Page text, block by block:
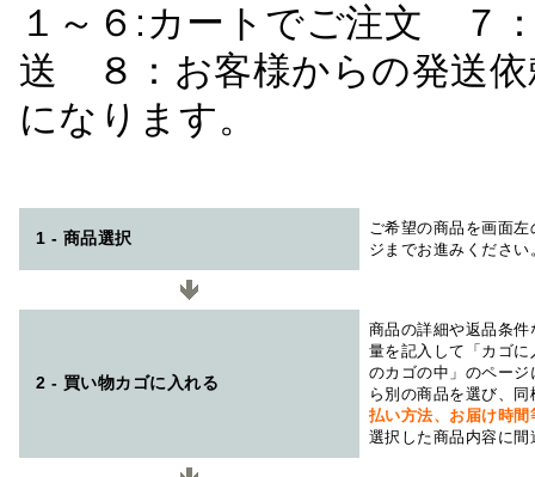
１～６:カートでご注文 ７
送 ８：お客様からの発送
になります。
1 - 商品選択
ご希望の商品を画面
ジまでお進みください
2 - 買い物カゴに入れる
商品の詳細や返品条
量を記入して「カゴ
のカゴの中」のペー
ら別の商品を選び、
払い方法、お届け時
選択した商品内容に